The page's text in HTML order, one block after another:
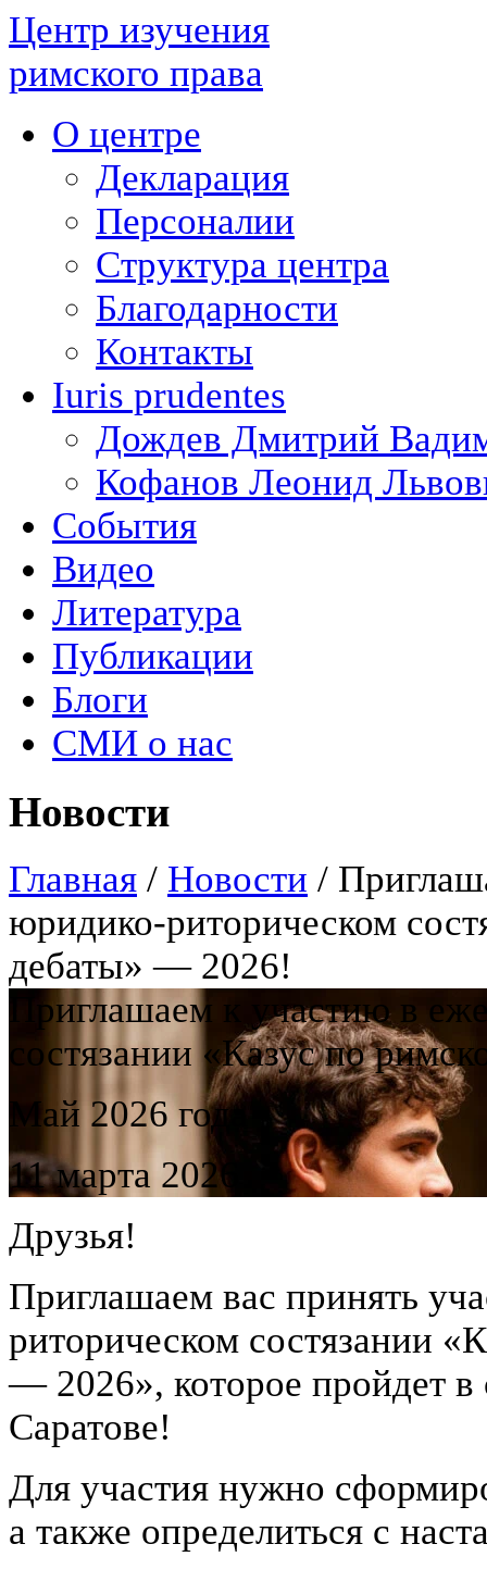
Центр изучения
римского права
О центре
Декларация
Персоналии
Структура центра
Благодарности
Контакты
Iuris prudentes
Дождев Дмитрий
Кофанов Леонид
События
Видео
Литература
Публикации
Блоги
СМИ о нас
Новости
Главная / Новости /
юридико-риторическом
дебаты» — 2026!
Приглашаем к участию в
состязании «Казус по
Май 2026 года
11 марта 2026
Друзья!
Приглашаем вас принять
риторическом состязании
— 2026», которое пройдет в
Саратове!
Для участия нужно
а также определиться с